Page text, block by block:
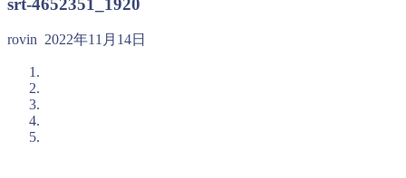
srt-4652351_1920
rovin 2022年11月14日